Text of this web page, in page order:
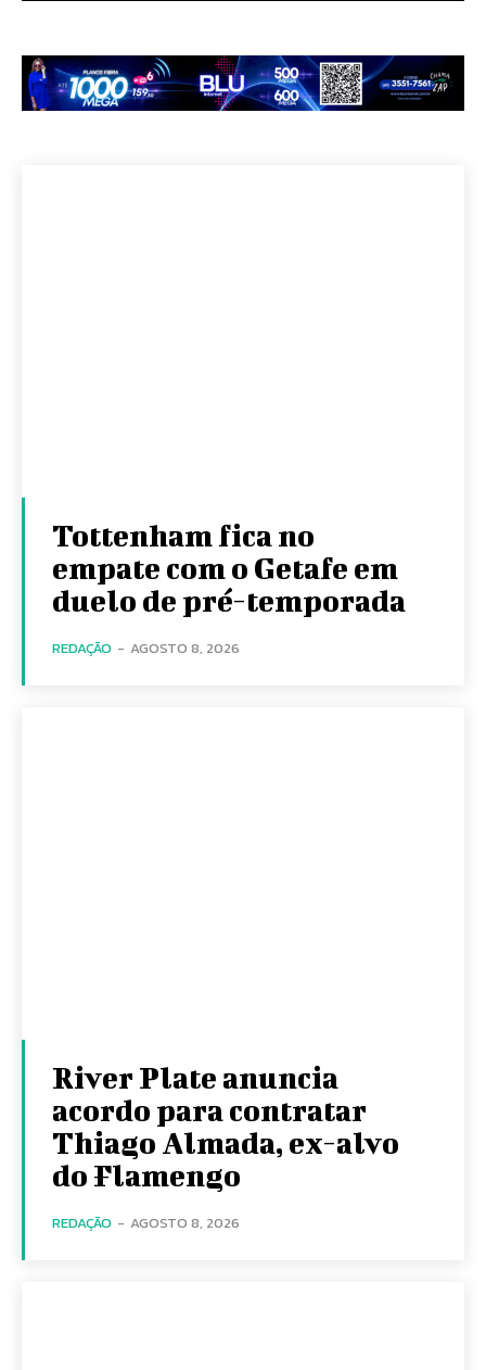
Tottenham fica no
empate com o Getafe em
duelo de pré-temporada
REDAÇÃO - AGOSTO 8, 2026
River Plate anuncia
acordo para contratar
Thiago Almada, ex-alvo
do Flamengo
REDAÇÃO - AGOSTO 8, 2026